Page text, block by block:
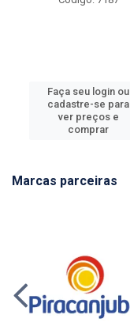
Faça seu login ou
cadastre-se para
ver preços e
comprar
Marcas parceiras